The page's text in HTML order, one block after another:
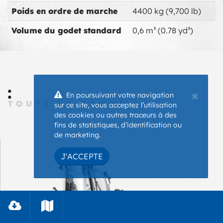
Poids en ordre de marche
4400 kg (9,700 lb)
Volume du godet standard
0,6 m³ (0.78 yd³)
:
TOUTE LA GAMME
×
En poursuivant votre navigation
sur ce site, vous acceptez l’utilisation
des cookies ou autres traceurs à des
fins de statistiques, d’identification ou
de marketing.
J'ACCEPTE